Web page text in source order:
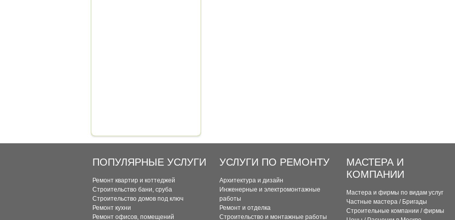
ПОПУЛЯРНЫЕ УСЛУГИ
Ремонт квартир и коттеджей
Строительство бани, сруба
Строительство домов под ключ
Ремонт кухни
Ремонт офисов, помещений
УСЛУГИ ПО РЕМОНТУ
Архитектура и дизайн
Инженерные и электромонтажные
работы
Ремонт и отделка
Строительство и монтажные работы
МАСТЕРА И
КОМПАНИИ
Мастера и фирмы по видам услуг
Частные мастера / Бригады
Строительные компании / фирмы